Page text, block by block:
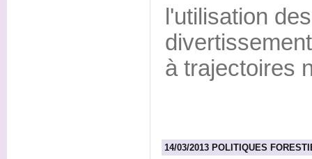
l'utilisation
à trajectoires
14/03/2013 POLITIQUES